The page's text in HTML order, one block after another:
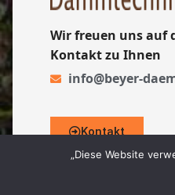
Wir freuen uns auf
Kontakt zu Ihnen
info@beyer-
Kontakt
„Diese Website